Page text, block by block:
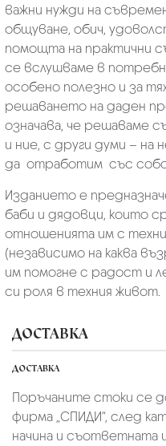
важни нужди на
общуване, обич,
помощта на практични
се вслушваме в
особено полезно и за
решаването на даден
означава, че решаваме
и ние, с други думи –
да отработим със
Изданието е
баби и дядовци, които
отношенията им с
(независимо на каква
им помогне с радост и
си роля в техния живот.
ДОСТАВКА
ДОСТАВКА
Поръчаните стоки се
фирмa „СПИДИ“, след
начина и съответната